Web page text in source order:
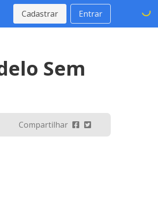
Cadastrar Entrar
Sem
Compartilhar